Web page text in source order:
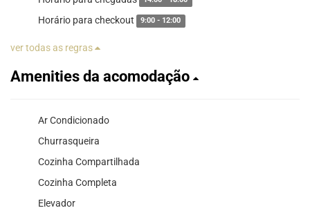
Horário para checkout 9:00 - 12:00
ver todas as regras
Amenities da acomodação
Ar Condicionado
Churrasqueira
Cozinha Compartilhada
Cozinha Completa
Elevador